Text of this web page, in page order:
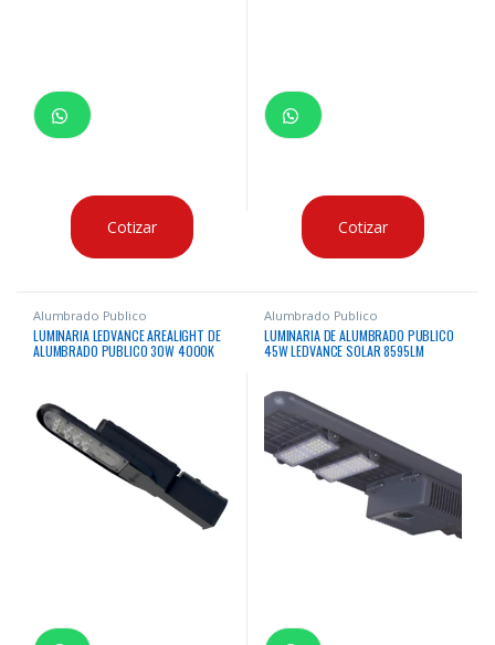
Cotizar Cotizar
Alumbrado Publico
LUMINARIA LEDVANCE AREALIGHT DE
ALUMBRADO PUBLICO 30W 4000K
Alumbrado Publico
LUMINARIA DE ALUMBRADO PUBLICO
45W LEDVANCE SOLAR 8595LM